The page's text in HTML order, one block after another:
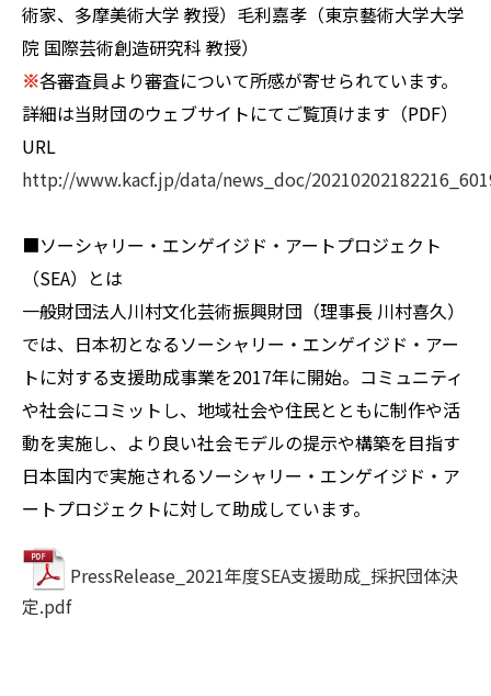
術家、多摩美術大学 教授）毛利嘉孝（東京藝術大学大学
院 国際芸術創造研究科 教授）
※各審査員より審査について所感が寄せられています。
詳細は当財団のウェブサイトにてご覧頂けます（PDF）
URL
http://www.kacf.jp/data/news_doc/
■ソーシャリー・エンゲイジド・アートプロジェクト
（SEA）とは
一般財団法人川村文化芸術振興財団（理事長 川村喜久）
では、日本初となるソーシャリー・エンゲイジド・アー
トに対する支援助成事業を2017年に開始。コミュニティ
や社会にコミットし、地域社会や住民とともに制作や活
動を実施し、より良い社会モデルの提示や構築を目指す
日本国内で実施されるソーシャリー・エンゲイジド・ア
ートプロジェクトに対して助成しています。
PressRelease_2021年度SEA支援助成_採択団体決
定.pdf